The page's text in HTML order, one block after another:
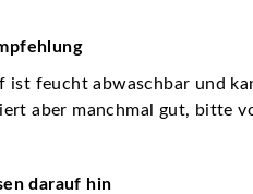
ist feucht abwaschbar und
aber manchmal gut, bitte
darauf hin